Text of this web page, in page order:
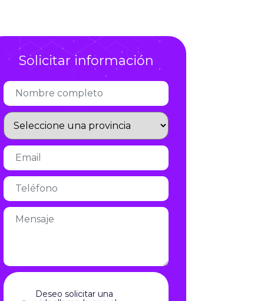
Infórmate
Solicitar información
Deseo solicitar una